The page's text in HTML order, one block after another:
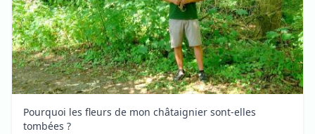
Pourquoi les fleurs de mon châtaignier sont-elles
tombées ?